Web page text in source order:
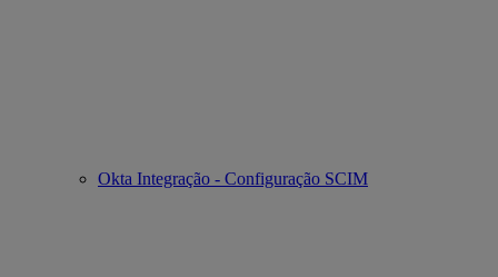
Okta Integração - Configuração SCIM